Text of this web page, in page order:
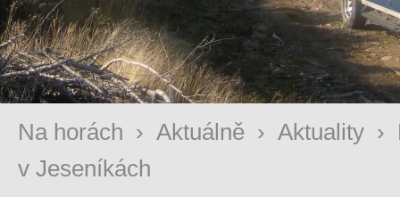
Na horách › Aktuálně › Aktuality ›
v Jeseníkách